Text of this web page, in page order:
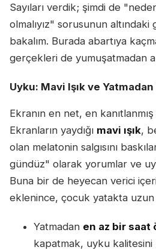
Sayıları verdik; şimdi de
olmalıyız" sorusunun
bakalım. Burada abartıya
gerçekleri de yumuşatmadan
Uyku: Mavi Işık ve
Ekranın en net, en
Ekranların yaydığı mavi ışık,
olan melatonin salgısını
gündüz" olarak yorumlar ve
Buna bir de heyecan verici
eklenince, çocuk yatakta uzun
Yatmadan en az bir saat
kapatmak, uyku